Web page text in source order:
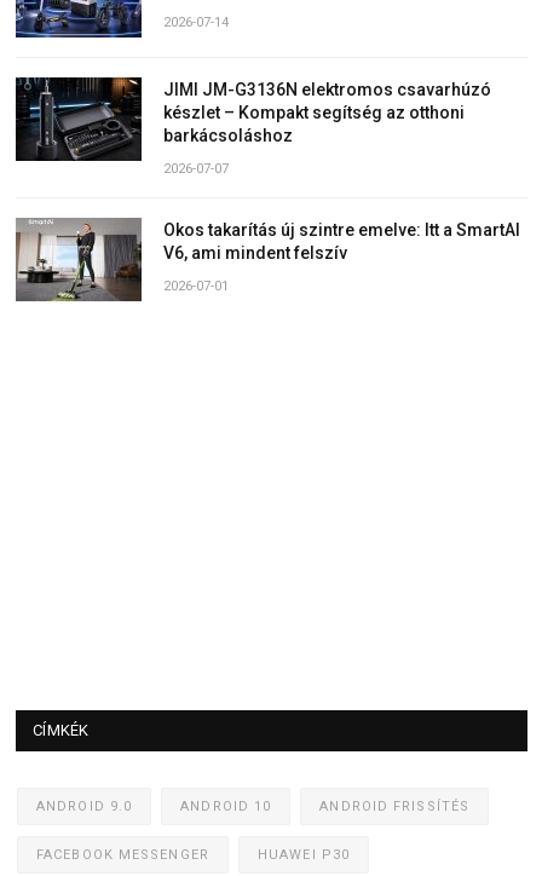
2026-07-14
JIMI JM-G3136N elektromos csavarhúzó
készlet – Kompakt segítség az otthoni
barkácsoláshoz
2026-07-07
Okos takarítás új szintre emelve: Itt a SmartAI
V6, ami mindent felszív
2026-07-01
CÍMKÉK
ANDROID 9.0 ANDROID 10 ANDROID FRISSÍTÉS
FACEBOOK MESSENGER HUAWEI P30